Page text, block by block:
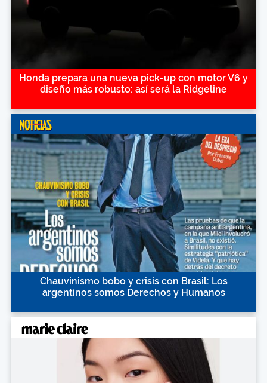
Honda prepara una nueva pick-up con motor V6 y
diseño más robusto: así será la Ridgeline
Chauvinismo bobo y crisis con Brasil: Los
argentinos somos Derechos y Humanos